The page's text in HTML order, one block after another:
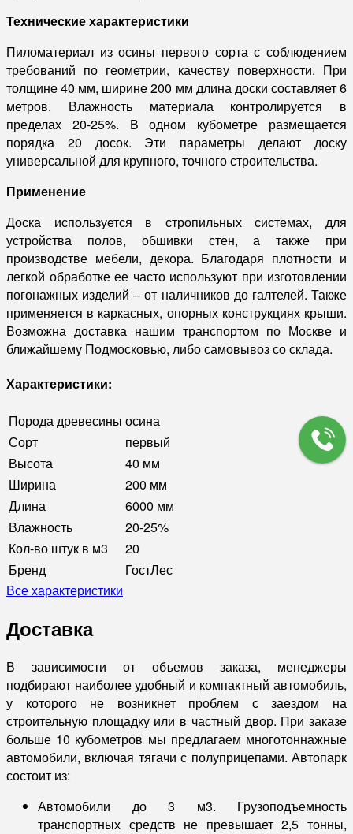
Технические характеристики
Пиломатериал из осины первого сорта с соблюдением
требований по геометрии, качеству поверхности. При
толщине 40 мм, ширине 200 мм длина доски составляет 6
метров. Влажность материала контролируется в
пределах 20-25%. В одном кубометре размещается
порядка 20 досок. Эти параметры делают доску
универсальной для крупного, точного строительства.
Применение
Доска используется в стропильных системах, для
устройства полов, обшивки стен, а также при
производстве мебели, декора. Благодаря плотности и
легкой обработке ее часто используют при изготовлении
погонажных изделий – от наличников до галтелей. Также
применяется в каркасных, опорных конструкциях крыши.
Возможна доставка нашим транспортом по Москве и
ближайшему Подмосковью, либо самовывоз со склада.
Характеристики:
Порода древесины осина
Сорт
первый
Высота
40 мм
Ширина
200 мм
Длина
6000 мм
Влажность
20-25%
Кол-во штук в м3
20
Бренд
ГостЛес
Все характеристики
Доставка
В зависимости от объемов заказа, менеджеры
подбирают наиболее удобный и компактный автомобиль,
у которого не возникнет проблем с заездом на
строительную площадку или в частный двор. При заказе
больше 10 кубометров мы предлагаем многотоннажные
автомобили, включая тягачи с полуприцепами. Автопарк
состоит из:
Автомобили до 3 м3. Грузоподъемность
транспортных средств не превышает 2,5 тонны,